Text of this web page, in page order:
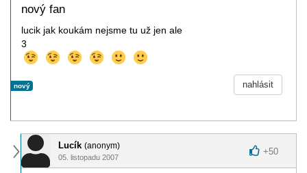
nový fan
lucik jak koukám nejsme tu už jen ale
3
nový nahlásit
Lucík (anonym)
05. listopadu 2007
+50